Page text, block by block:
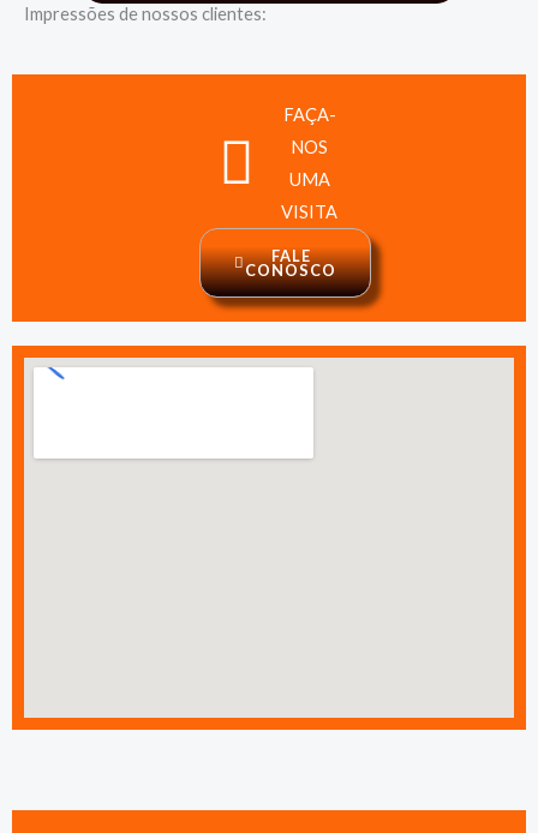
Impressões de nossos clientes:
FAÇA-
NOS
UMA
VISITA
FALE
CONOSCO